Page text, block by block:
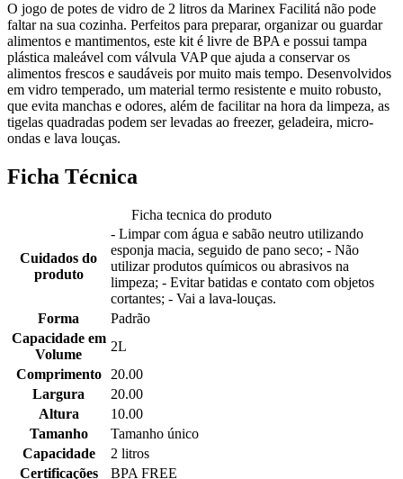
O jogo de potes de vidro de 2 litros da Marinex Facilitá não pode
faltar na sua cozinha. Perfeitos para preparar, organizar ou guardar
alimentos e mantimentos, este kit é livre de BPA e possui tampa
plástica maleável com válvula VAP que ajuda a conservar os
alimentos frescos e saudáveis por muito mais tempo. Desenvolvidos
em vidro temperado, um material termo resistente e muito robusto,
que evita manchas e odores, além de facilitar na hora da limpeza, as
tigelas quadradas podem ser levadas ao freezer, geladeira, micro-
ondas e lava louças.
Ficha Técnica
Ficha tecnica do produto
Cuidados do
produto
- Limpar com água e sabão neutro utilizando
esponja macia, seguido de pano seco; - Não
utilizar produtos químicos ou abrasivos na
limpeza; - Evitar batidas e contato com objetos
cortantes; - Vai a lava-louças.
Forma
Padrão
Capacidade em
Volume
2L
Comprimento
20.00
Largura
20.00
Altura
10.00
Tamanho
Tamanho único
Capacidade
2 litros
Certificações
BPA FREE